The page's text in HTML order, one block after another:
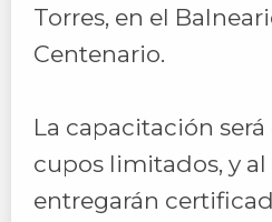
Torres, en el
Centenario.
La capacitación
cupos limitados, y
entregarán